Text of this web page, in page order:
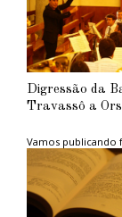
Digressão da
Travassô a
Vamos publicando